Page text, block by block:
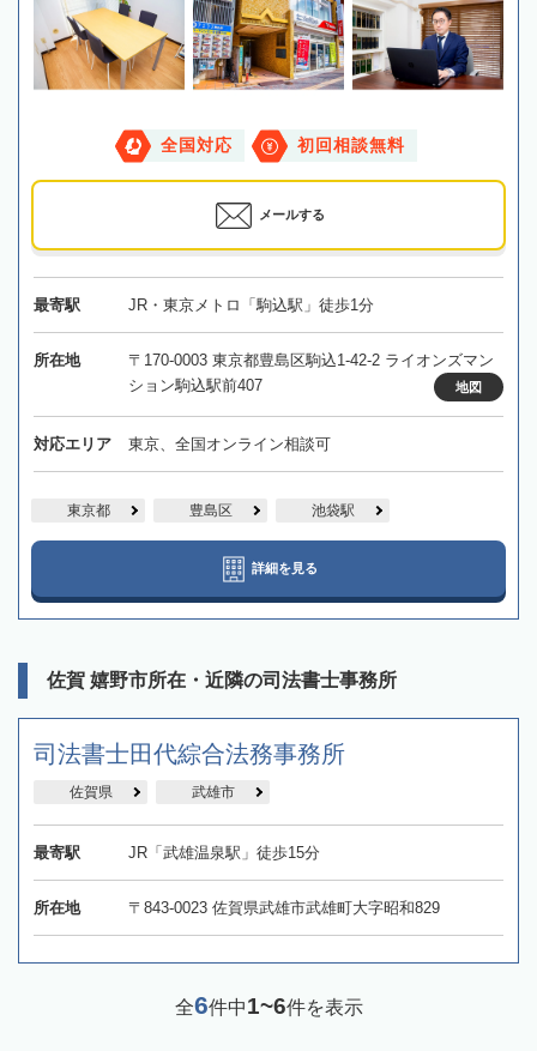
全国対応 初回相談無料
メールする
最寄駅 JR・東京メトロ「駒込駅」徒歩1分
所在地
〒170-0003 東京都豊島区駒込1-42-2 ライオンズマン
ション駒込駅前407
地図
対応エリア 東京、全国オンライン相談可
東京都 豊島区 池袋駅
詳細を見る
佐賀 嬉野市所在・近隣の司法書士事務所
司法書士田代綜合法務事務所
佐賀県 武雄市
最寄駅 JR「武雄温泉駅」徒歩15分
所在地 〒843-0023 佐賀県武雄市武雄町大字昭和829
全6件中1~6件を表示